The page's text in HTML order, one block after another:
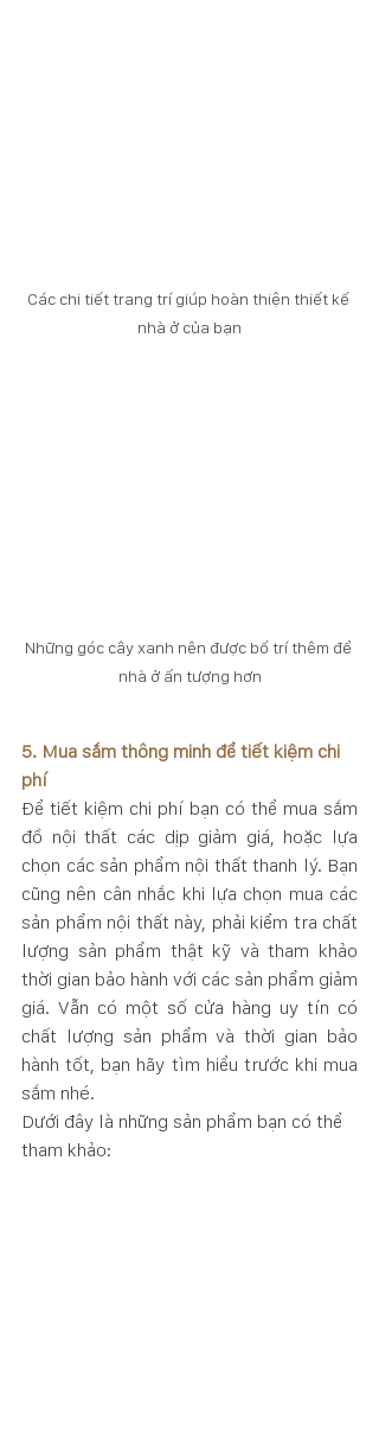
Các chi tiết trang trí giúp hoàn thiện thiết kế
nhà ở của bạn
Những góc cây xanh nên được bố trí thêm để
nhà ở ấn tượng hơn
5. Mua sắm thông minh để tiết kiệm chi
phí
Để tiết kiệm chi phí bạn có thể mua sắm
đồ nội thất các dịp giảm giá, hoặc lựa
chọn các sản phẩm nội thất thanh lý. Bạn
cũng nên cân nhắc khi lựa chọn mua các
sản phẩm nội thất này, phải kiểm tra chất
lượng sản phẩm thật kỹ và tham khảo
thời gian bảo hành với các sản phẩm giảm
giá. Vẫn có một số cửa hàng uy tín có
chất lượng sản phẩm và thời gian bảo
hành tốt, bạn hãy tìm hiểu trước khi mua
sắm nhé.
Dưới đây là những sản phẩm bạn có thể
tham khảo: